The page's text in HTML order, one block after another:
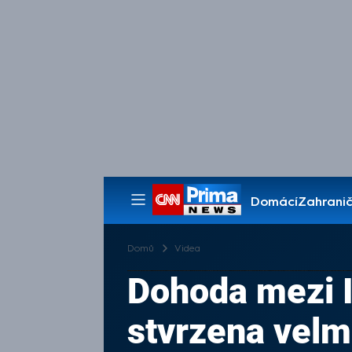
Domácí
Pořady
Domů Videa
Dohoda mezi
stvrzena